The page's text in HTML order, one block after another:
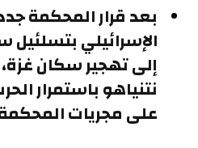
بعد قرار المحكمة
الإسرائيلي
إلى تهجير سكان
نتنياهو باستمرار
على مجريات